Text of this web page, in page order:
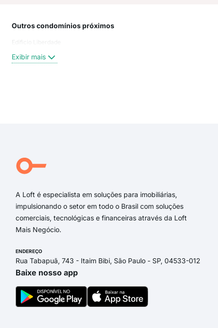
Outros condomínios próximos
Edificio Liberdade
Exibir mais
A Loft é especialista em soluções para imobiliárias,
impulsionando o setor em todo o Brasil com soluções
comerciais, tecnológicas e financeiras através da Loft
Mais Negócio.
ENDEREÇO
Rua Tabapuã, 743 - Itaim Bibi, São Paulo - SP, 04533-012
Baixe nosso app